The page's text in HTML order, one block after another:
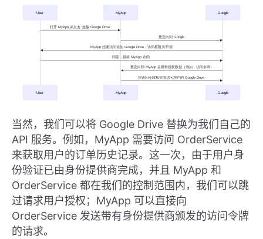
当然，我们可以将 Google Drive 替换为我们自己的
API 服务。例如，MyApp 需要访问 OrderService
来获取用户的订单历史记录。这一次，由于用户身
份验证已由身份提供商完成，并且 MyApp 和
OrderService 都在我们的控制范围内，我们可以跳
过请求用户授权；MyApp 可以直接向
OrderService 发送带有身份提供商颁发的访问令牌
的请求。